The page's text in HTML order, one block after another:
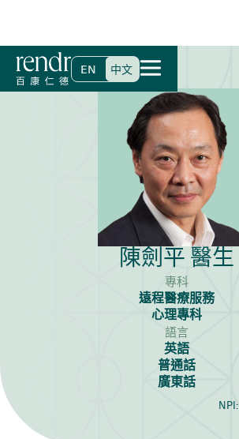
EN 中文
首頁>尋找醫生>陳劍平 醫生
陳劍平 醫生
專科
遠程醫療服務
心理專科
語言
英語
普通話
廣東話
NPI: